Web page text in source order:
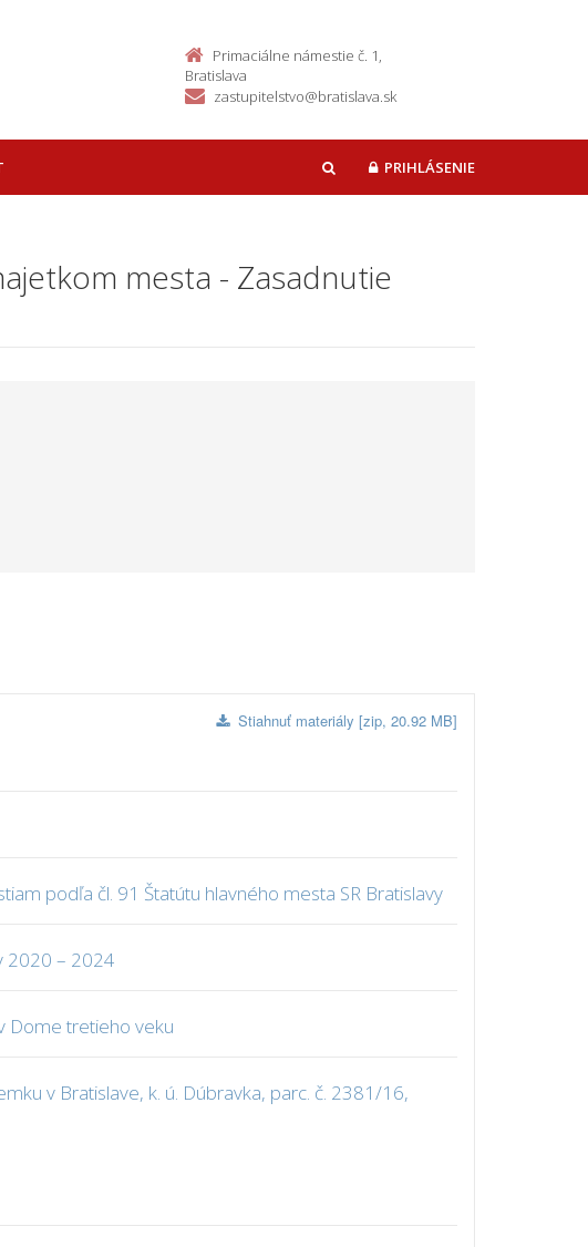
Primaciálne námestie č. 1,
Bratislava
zastupitelstvo@bratislava.sk
HĽADAŤPRIHLÁSENIE
mesta - Zasadnutie
Stiahnuť materiály [zip, 20.92 MB]
podľa čl. 91 Štatútu hlavného mesta SR Bratislavy
2020 – 2024
Dome tretieho veku
v Bratislave, k. ú. Dúbravka, parc. č. 2381/16,